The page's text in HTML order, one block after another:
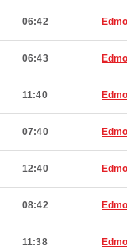
06:42
06:43
11:40
07:40
12:40
08:42
11:38